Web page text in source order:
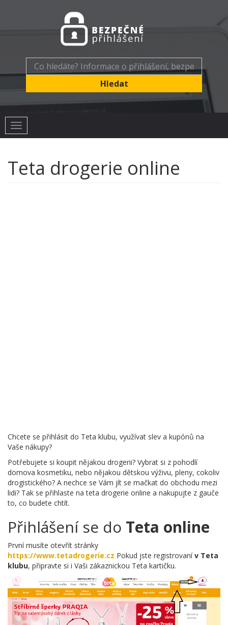
Toggle
navigation
Teta drogerie online
Chcete se přihlásit do Teta klubu, využívat slev a kupónů na
Vaše nákupy?
Potřebujete si koupit nějakou drogerii? Vybrat si z pohodlí
domova kosmetiku, nebo nějakou dětskou výživu, pleny, cokoliv
drogistického? A nechce se Vám jít se mačkat do obchodu mezi
lidi? Tak se přihlaste na teta drogerie online a nakupujte z gauče
to, co budete chtít.
Přihlášení se do Teta online
První musíte otevřít stránky
https://www.tetadrogerie.cz Pokud jste registrovanív Teta
klubu, připravte si i Vaši zákaznickou Teta kartičku.